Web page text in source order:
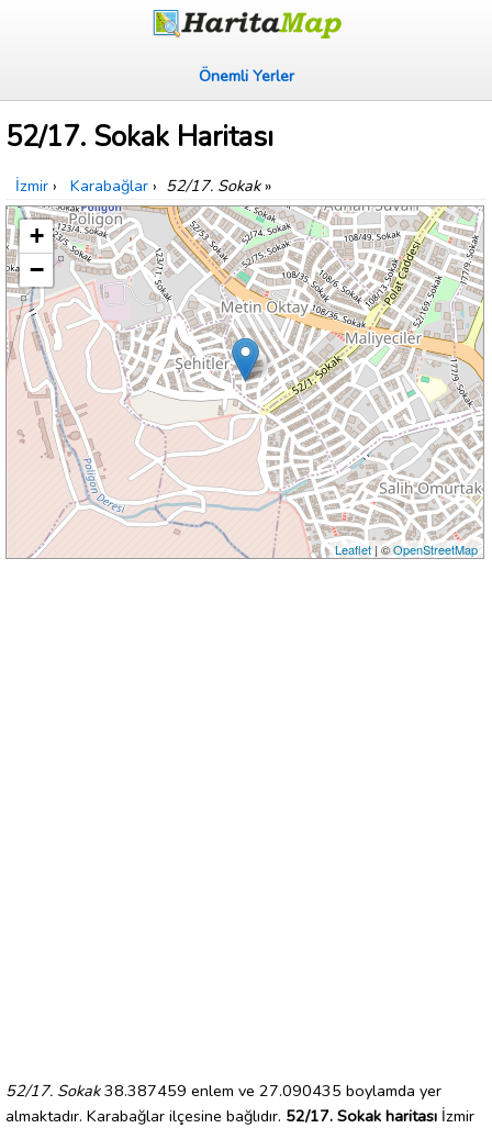
Önemli Yerler
52/17. Sokak Haritası
İzmir › Karabağlar › 52/17. Sokak»
+
−
Leaflet| ©OpenStreetMap
52/17. Sokak38.387459 enlem ve 27.090435 boylamda yer
almaktadır. Karabağlar ilçesine bağlıdır. 52/17. Sokak haritası İzmir